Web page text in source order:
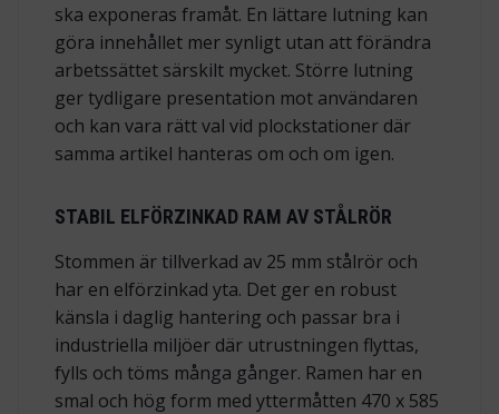
ska exponeras framåt. En lättare lutning kan
göra innehållet mer synligt utan att förändra
arbetssättet särskilt mycket. Större lutning
ger tydligare presentation mot användaren
och kan vara rätt val vid plockstationer där
samma artikel hanteras om och om igen.
STABIL ELFÖRZINKAD RAM AV STÅLRÖR
Stommen är tillverkad av 25 mm stålrör och
har en elförzinkad yta. Det ger en robust
känsla i daglig hantering och passar bra i
industriella miljöer där utrustningen flyttas,
fylls och töms många gånger. Ramen har en
smal och hög form med yttermåtten 470 x 585